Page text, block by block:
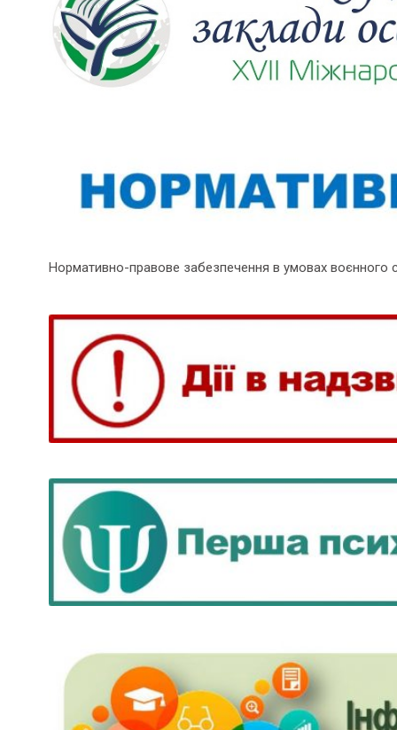
Нормативно-правове забезпечення в умовах воєнного